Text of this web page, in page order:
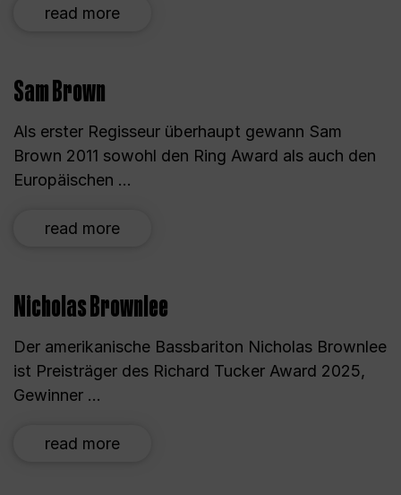
read more
Sam Brown
Als erster Regisseur überhaupt gewann Sam
Brown 2011 sowohl den Ring Award als auch den
Europäischen ...
read more
Nicholas Brownlee
Der amerikanische Bassbariton Nicholas Brownlee
ist Preisträger des Richard Tucker Award 2025,
Gewinner ...
read more